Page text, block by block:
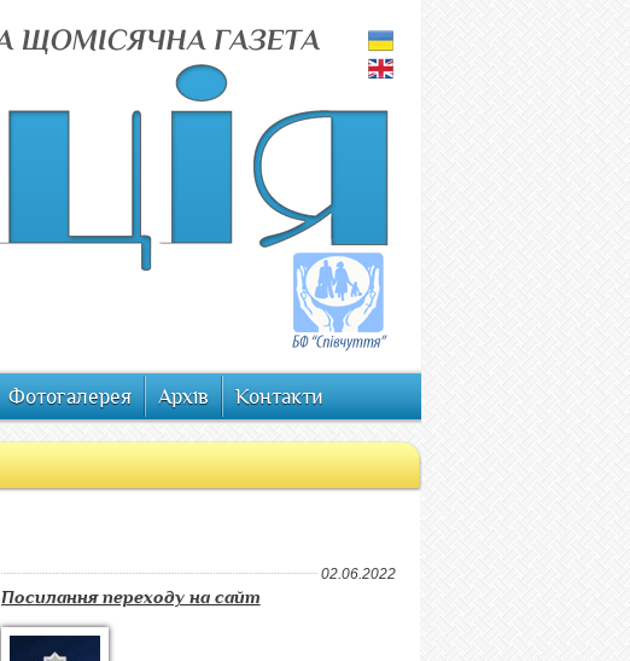
Фотогалерея Архів Контакти
02.06.2022
Посилання переходу на сайт